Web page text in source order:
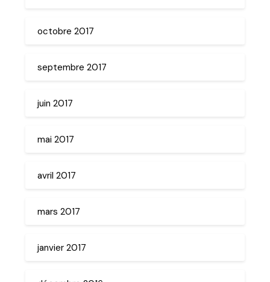
octobre 2017
septembre 2017
juin 2017
mai 2017
avril 2017
mars 2017
janvier 2017